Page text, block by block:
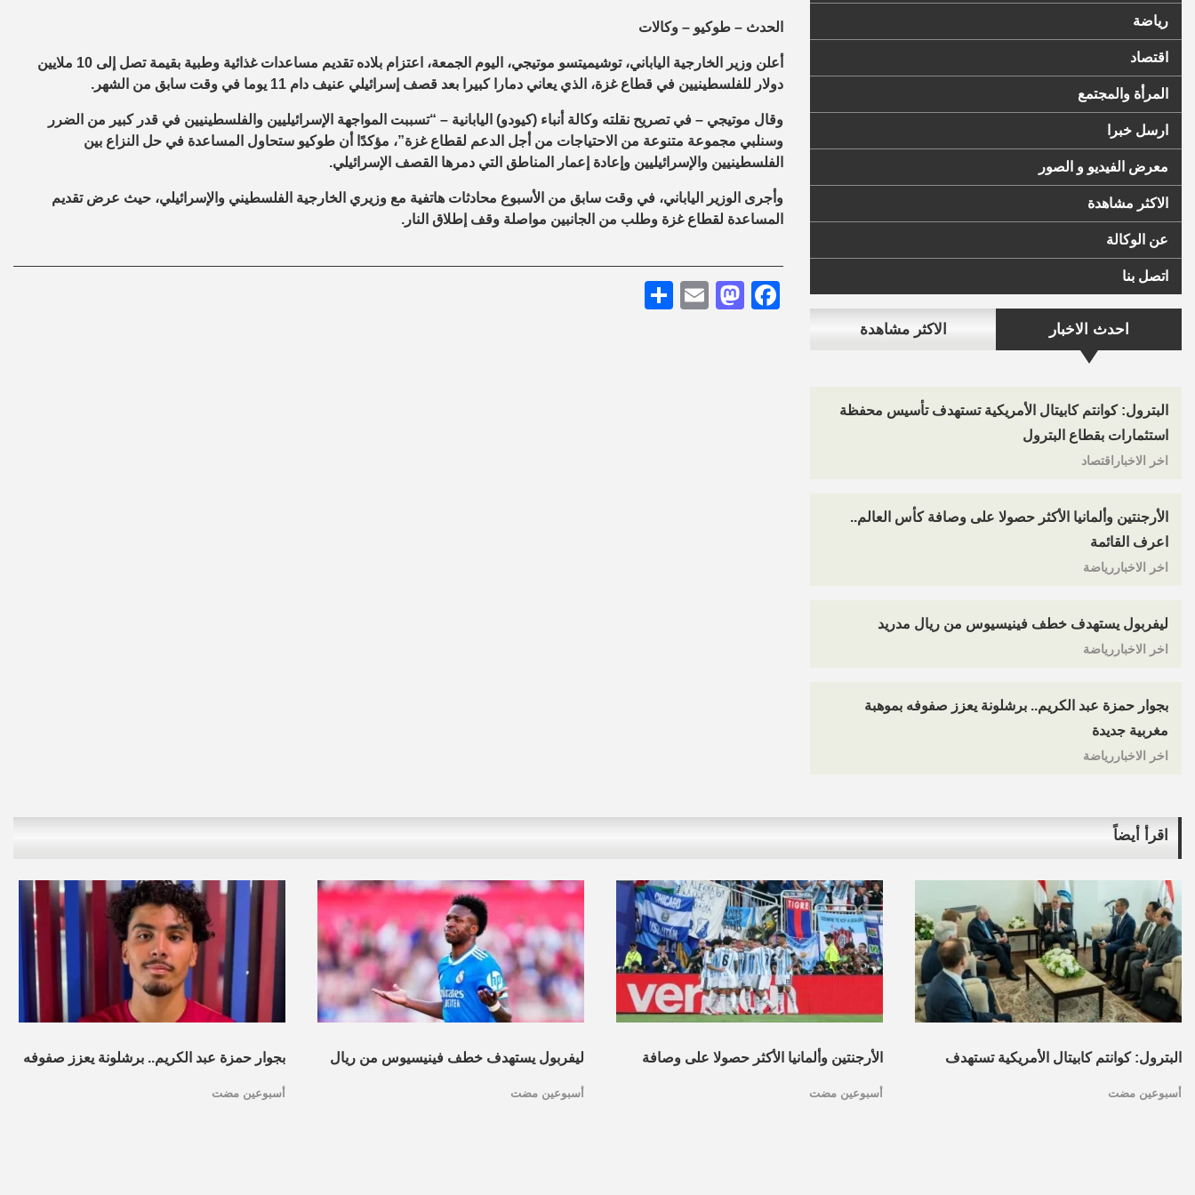
رياضة
اقتصاد
المرأة والمجتمع
ارسل خبرا
معرض الفيديو و الصور
الاكثر مشاهدة
عن الوكالة
اتصل بنا
احدث الاخبار الاكثر مشاهدة
البترول: كوانتم كابيتال الأمريكية تستهدف تأسيس محفظة
استثمارات بقطاع البترول
اخر الاخباراقتصاد
الأرجنتين وألمانيا الأكثر حصولا على وصافة كأس العالم..
اعرف القائمة
اخر الاخباررياضة
ليفربول يستهدف خطف فينيسيوس من ريال مدريد
اخر الاخباررياضة
بجوار حمزة عبد الكريم.. برشلونة يعزز صفوفه بموهبة
مغربية جديدة
اخر الاخباررياضة
الحدث – طوكيو – وكالات
أعلن وزير الخارجية الياباني، توشيميتسو موتيجي، اليوم الجمعة، اعتزام بلاده تقديم مساعدات غذائية وطبية بقيمة تصل إلى 10 ملايين
دولار للفلسطينيين في قطاع غزة، الذي يعاني دمارا كبيرا بعد قصف إسرائيلي عنيف دام 11 يوما في وقت سابق من الشهر.
وقال موتيجي – في تصريح نقلته وكالة أنباء (كيودو) اليابانية – “تسببت المواجهة الإسرائيليين والفلسطينيين في قدر كبير من الضرر
وسنلبي مجموعة متنوعة من الاحتياجات من أجل الدعم لقطاع غزة”، مؤكدًا أن طوكيو ستحاول المساعدة في حل النزاع بين
الفلسطينيين والإسرائيليين وإعادة إعمار المناطق التي دمرها القصف الإسرائيلي.
وأجرى الوزير الياباني، في وقت سابق من الأسبوع محادثات هاتفية مع وزيري الخارجية الفلسطيني والإسرائيلي، حيث عرض تقديم
المساعدة لقطاع غزة وطلب من الجانبين مواصلة وقف إطلاق النار.
Facebook
Mastodon
Email
اقرأ أيضاً
البترول: كوانتم كابيتال الأمريكية تستهدف
أسبوعين مضت
الأرجنتين وألمانيا الأكثر حصولا على وصافة
أسبوعين مضت
ليفربول يستهدف خطف فينيسيوس من ريال
أسبوعين مضت
بجوار حمزة عبد الكريم.. برشلونة يعزز صفوفه
أسبوعين مضت